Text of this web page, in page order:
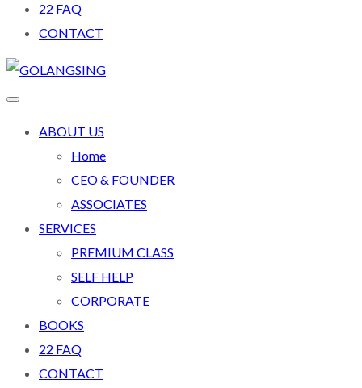
22 FAQ
CONTACT
ABOUT US
Home
CEO & FOUNDER
ASSOCIATES
SERVICES
PREMIUM CLASS
SELF HELP
CORPORATE
BOOKS
22 FAQ
CONTACT